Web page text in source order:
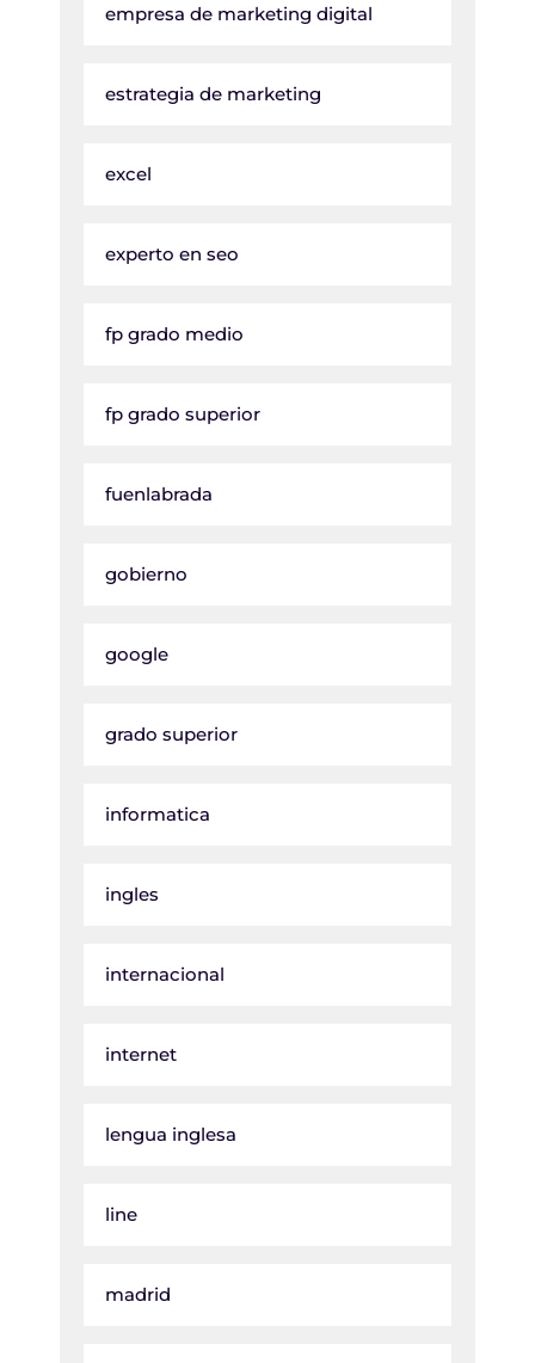
empresa de marketing digital
estrategia de marketing
excel
experto en seo
fp grado medio
fp grado superior
fuenlabrada
gobierno
google
grado superior
informatica
ingles
internacional
internet
lengua inglesa
line
madrid